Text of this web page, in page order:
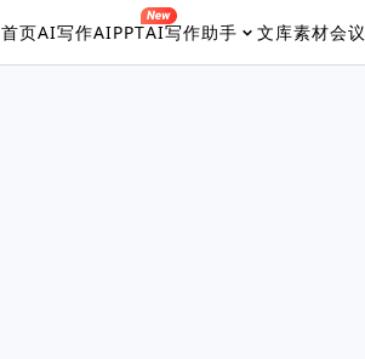
首页AI写作AIPPTAI写作助手 文库素材会